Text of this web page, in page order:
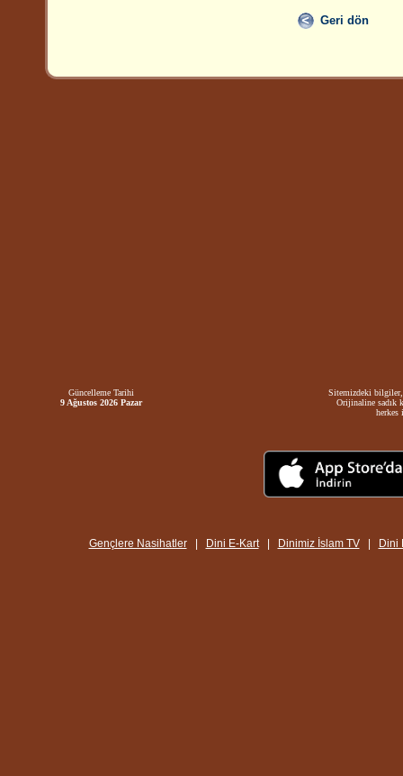
Geri dön
Güncelleme Tarihi
9 Ağustos 2026 Pazar
Sitemizdeki bilgiler,
Orijinaline sadık
herkes
Gençlere Nasihatler| Dini E-Kart| Dinimiz İslam TV| Dini